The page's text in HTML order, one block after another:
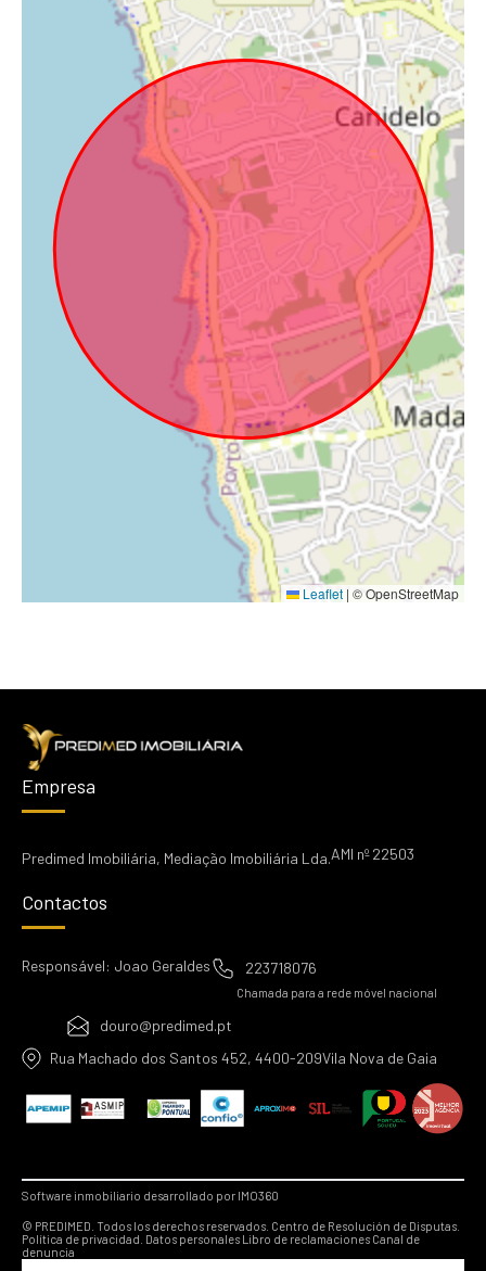
Leaflet | © OpenStreetMap
Empresa
Predimed Imobiliária, Mediação Imobiliária Lda.AMI nº 22503
Contactos
Responsável: Joao Geraldes 223718076
Chamada para a rede móvel nacional
douro@predimed.pt
Rua Machado dos Santos 452, 4400-209Vila Nova de Gaia
Software inmobiliario desarrollado por IMO360
© PREDIMED. Todos los derechos reservados. Centro de Resolución de Disputas.
Política de privacidad. Datos personalesLibro de reclamaciones Canal de
denuncia